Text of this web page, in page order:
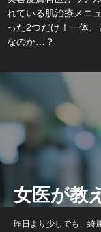
れている肌治療メニ
った2つだけ！一体
なのか…？
女医が教
昨日より少しでも、綺